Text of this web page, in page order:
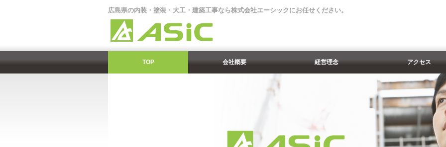
広島県の内装・塗装・大工・建築工事なら株式会社エーシックにお任せください。
TOP 会社概要 経営理念 アクセス